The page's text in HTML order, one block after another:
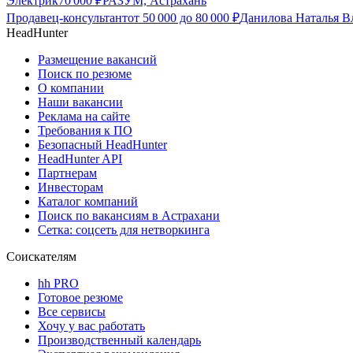
Продавец-консультантот 50 000 до 80 000 ₽Данилова Наталья
HeadHunter
Размещение вакансий
Поиск по резюме
О компании
Наши вакансии
Реклама на сайте
Требования к ПО
Безопасный HeadHunter
HeadHunter API
Партнерам
Инвесторам
Каталог компаний
Поиск по вакансиям в Астрахани
Сетка: соцсеть для нетворкинга
Соискателям
hh PRO
Готовое резюме
Все сервисы
Хочу у вас работать
Производственный календарь